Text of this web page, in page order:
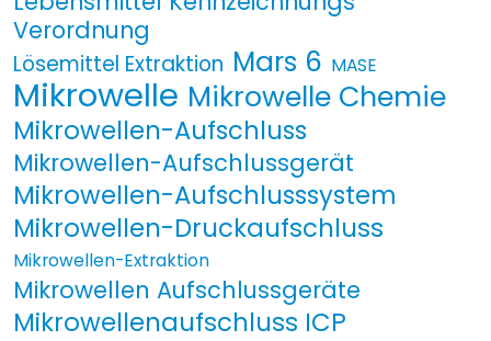
Verordnung
Lösemittel Extraktion Mars 6 MASE
Mikrowelle Mikrowelle Chemie
Mikrowellen-Aufschluss
Mikrowellen-Aufschlussgerät
Mikrowellen-Aufschlusssystem
Mikrowellen-Druckaufschluss
Mikrowellen-Extraktion
Mikrowellen Aufschlussgeräte
Mikrowellenaufschluss ICP